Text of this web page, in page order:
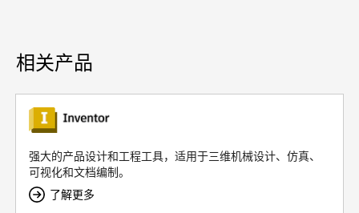
相关产品
强大的产品设计和工程工具，适用于三维机械设计、仿真、
可视化和文档编制。
了解更多